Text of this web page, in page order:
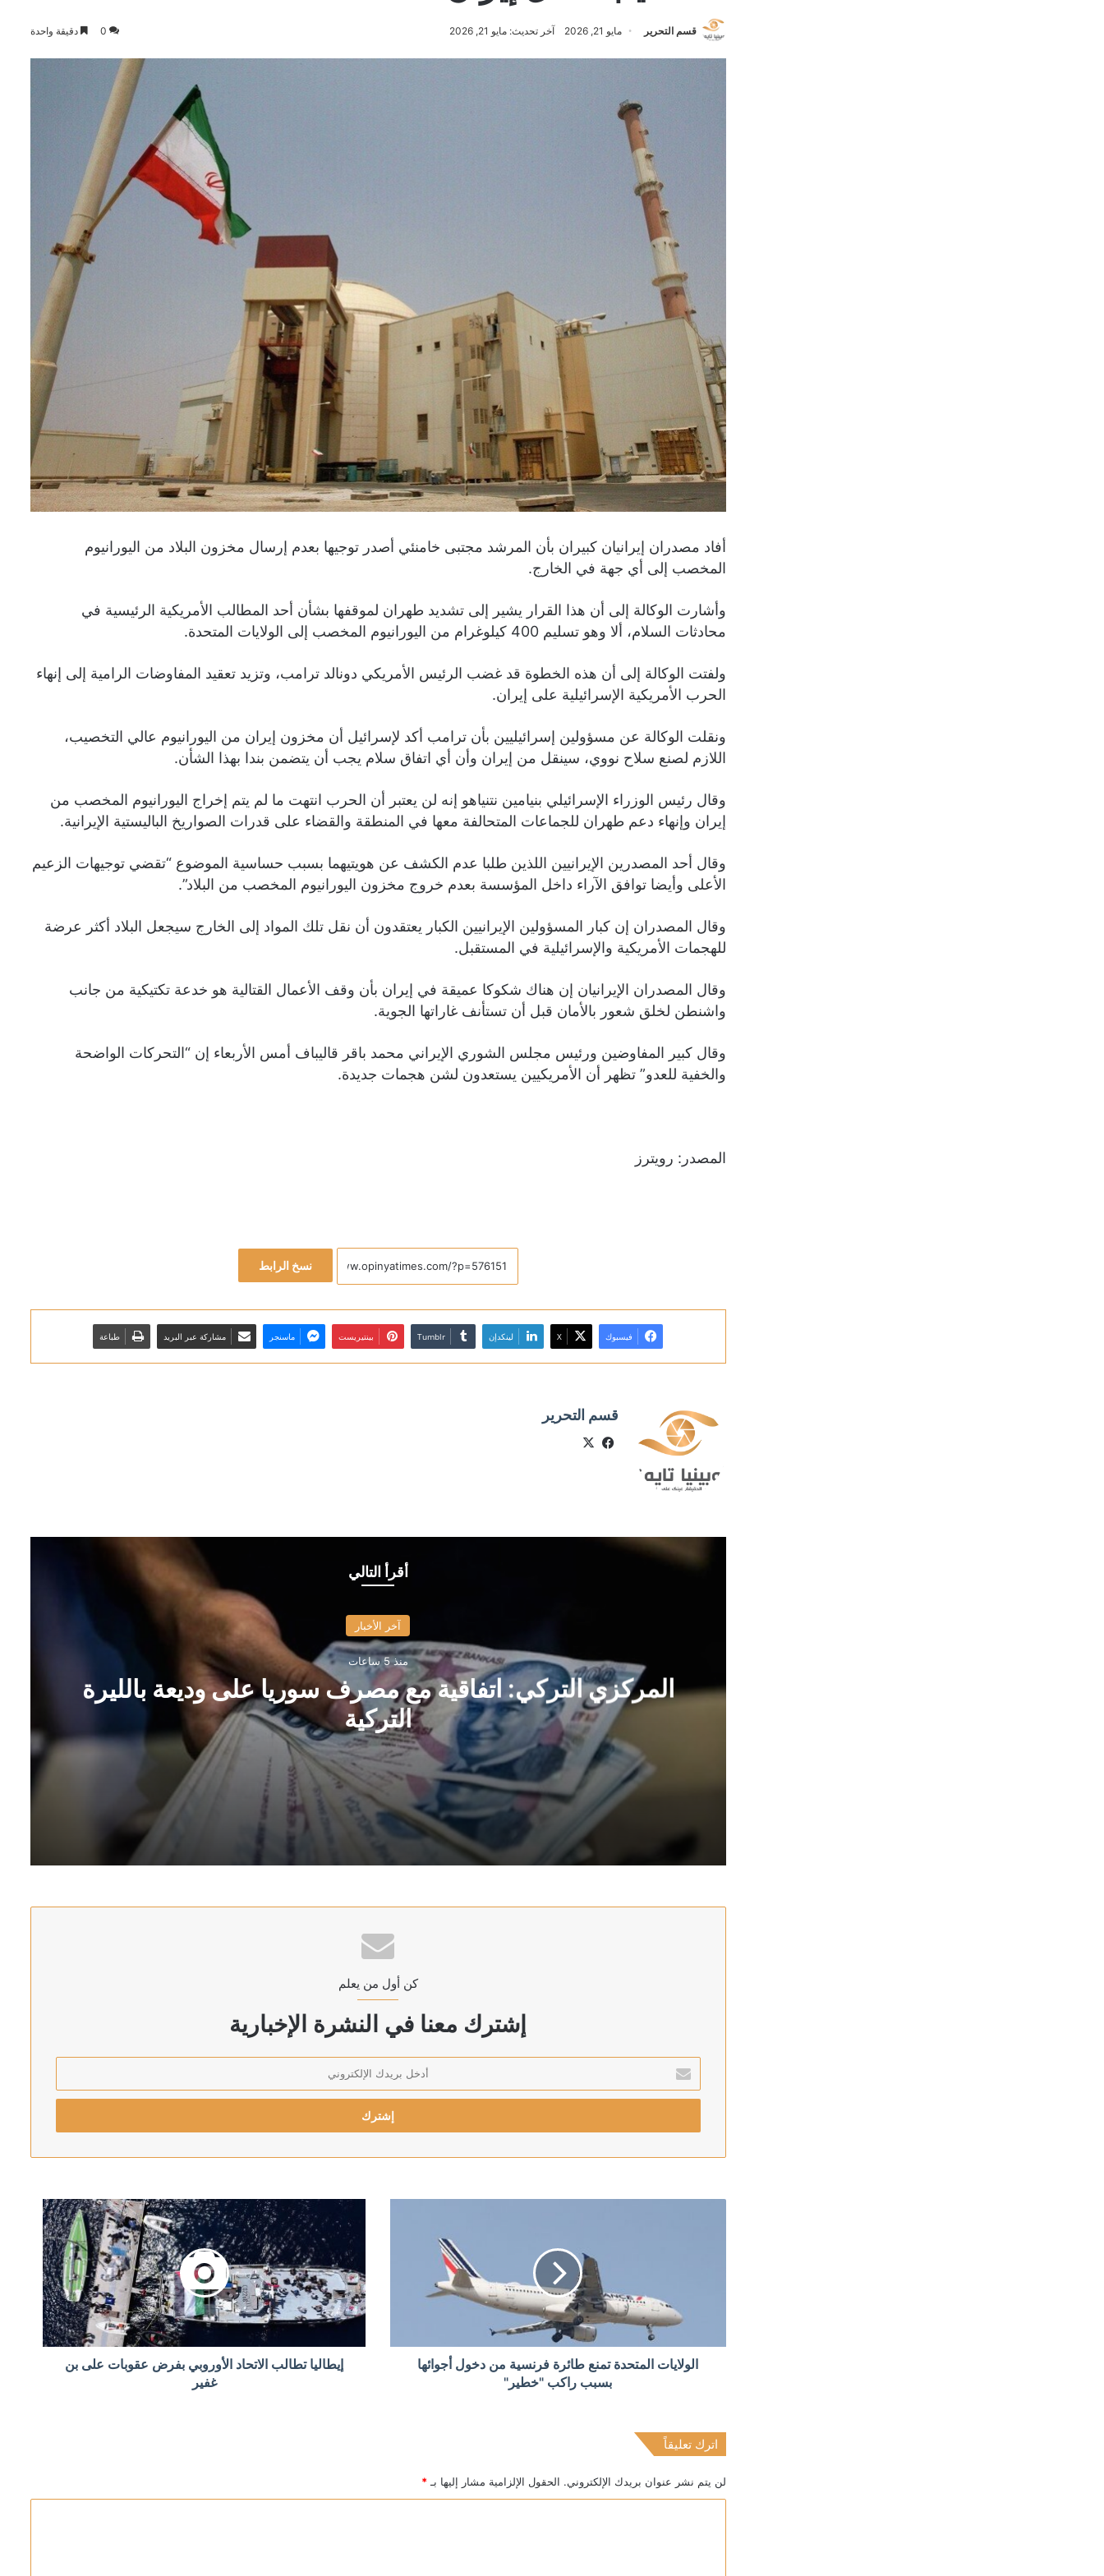
قسم التحرير مايو 21, 2026 آخر تحديث: مايو 21, 2026 0 دقيقة واحدة
أفاد مصدران إيرانيان كبيران بأن المرشد ​مجتبى خامنئي أصدر توجيها بعدم إرسال مخزون البلاد ‌من اليورانيوم
المخصب إلى أي جهة في الخارج.
وأشارت الوكالة إلى أن هذا القرار يشير إلى تشديد طهران لموقفها بشأن أحد المطالب الأمريكية الرئيسية في
محادثات السلام، ألا وهو تسليم 400 كيلوغرام من اليورانيوم المخصب إلى الولايات المتحدة.
​ولفتت الوكالة إلى أن هذه الخطوة قد غضب الرئيس الأمريكي دونالد ترامب، وتزيد تعقيد المفاوضات ‌الرامية إلى إنهاء
الحرب الأمريكية الإسرائيلية على إيران.
ونقلت الوكالة عن مسؤولين إسرائيليين بأن ترامب أكد لإسرائيل أن مخزون إيران من اليورانيوم عالي التخصيب،
اللازم لصنع سلاح نووي، سينقل من إيران وأن أي اتفاق سلام يجب أن يتضمن بندا بهذا الشأن.
وقال رئيس الوزراء الإسرائيلي بنيامين نتنياهو إنه لن يعتبر أن الحرب انتهت ما لم يتم إخراج اليورانيوم المخصب من
إيران وإنهاء دعم طهران للجماعات المتحالفة معها في المنطقة والقضاء ​على قدرات الصواريخ الباليستية الإيرانية.
وقال أحد المصدرين الإيرانيين اللذين طلبا عدم الكشف عن هويتيهما بسبب حساسية الموضوع “تقضي توجيهات الزعيم
الأعلى وأيضا توافق الآراء داخل المؤسسة ​بعدم خروج مخزون اليورانيوم المخصب من البلاد”.
وقال المصدران إن كبار المسؤولين الإيرانيين الكبار يعتقدون أن نقل تلك المواد إلى الخارج سيجعل البلاد ⁠أكثر عرضة
للهجمات الأمريكية والإسرائيلية في المستقبل.
وقال المصدران الإيرانيان إن هناك شكوكا عميقة في إيران بأن وقف الأعمال القتالية هو خدعة تكتيكية من جانب
واشنطن لخلق شعور بالأمان قبل أن تستأنف غاراتها الجوية.
وقال كبير المفاوضين ورئيس مجلس الشوري ​الإيراني محمد باقر قاليباف أمس الأربعاء إن “التحركات الواضحة
والخفية للعدو” تظهر أن الأمريكيين يستعدون لشن هجمات جديدة.
المصدر: رويترز
نسخ الرابط
فيسبوك X لينكدإن بينتيريست ماسنجر مشاركة عبر البريد طباعة
قسم التحرير
فيسبوك
أقرأ التالي
آخر الأخبار
منذ 5 ساعات
المركزي التركي: اتفاقية مع مصرف سوريا على وديعة بالليرة
التركية
المركزي التركي: اتفاقية مع مصرف سوريا على وديعة بالليرة التركية
ترامب: سنضرب إيران بقوة وهم يعرفون ذلك
رئيس اركان الجيش الاسرائيلي يهدد بالتوغل أعمق في لبنان: لن ننسحب من الأراضي التي احتللناها في جميع الجبهات
أردوغان: إرسال تشريع يتعلق بحل حزب العمال الكردستاني إلى البرلمان خلال أيام
الدولار يتراجع بعد تثبيت المركزي الأميركي الفائدة
منذ 6 ساعات
كن أول من يعلم
إشترك معنا في النشرة الإخبارية
بريدك
الإلكتروني
الولايات المتحدة تمنع طائرة فرنسية من دخول أجوائها
بسبب راكب "خطير"
إيطاليا تطالب الاتحاد الأوروبي بفرض عقوبات على بن
غفير
اترك تعليقاً
لن يتم نشر عنوان بريدك الإلكتروني. الحقول الإلزامية مشار إليها بـ *